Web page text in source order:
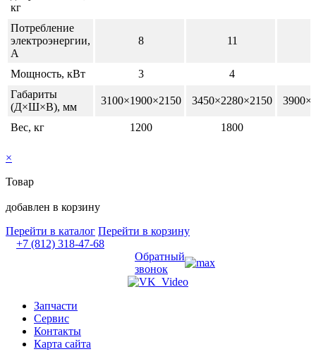
кг
Потребление
электроэнергии,
А
8 11
Мощность, кВт 3
4
Габариты
(Д×Ш×В), мм
3100×1900×2150 3450×2280×2150
Вес, кг 1200 1800
×
Товар
добавлен в корзину
Перейти в каталог Перейти в корзину
+7 (812) 318-47-68
Обратный
звонок
Запчасти
Сервис
Контакты
Карта сайта